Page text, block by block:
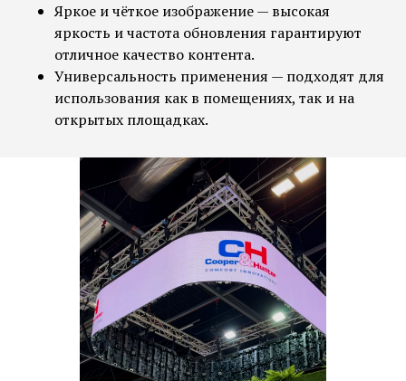
Яркое и чёткое изображение — высокая
яркость и частота обновления гарантируют
отличное качество контента.
Универсальность применения — подходят для
использования как в помещениях, так и на
открытых площадках.